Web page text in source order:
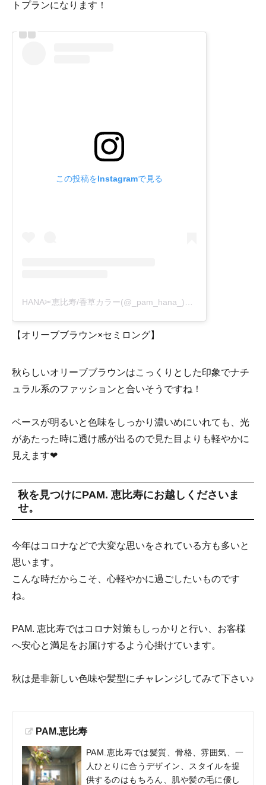
トプランになります！
この投稿をInstagramで見る
【オリーブブラウン×セミロング】
秋らしいオリーブブラウンはこっくりとした印象でナチ
ュラル系のファッションと合いそうですね！
ベースが明るいと色味をしっかり濃いめにいれても、光
があたった時に透け感が出るので見た目よりも軽やかに
見えます❤
秋を見つけにPAM. 恵比寿にお越しくださいま
せ。
今年はコロナなどで大変な思いをされている方も多いと
思います。
こんな時だからこそ、心軽やかに過ごしたいものです
ね。
PAM. 恵比寿ではコロナ対策もしっかりと行い、お客様
へ安心と満足をお届けするよう心掛けています。
秋は是非新しい色味や髪型にチャレンジしてみて下さい♪
PAM.恵比寿
PAM.恵比寿では髪質、骨格、雰囲気、一
人ひとりに合うデザイン、スタイルを提
供するのはもちろん、肌や髪の毛に優し